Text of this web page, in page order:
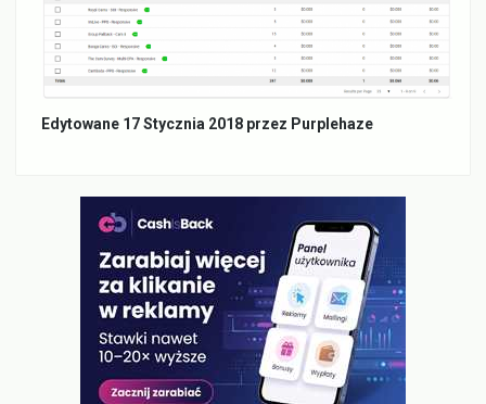
Edytowane 17 Stycznia 2018 przez Purplehaze